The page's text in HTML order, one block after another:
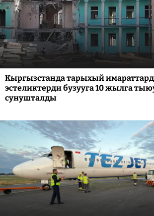
Кыргызстанда тарыхый
эстеликтерди бузууга 10 жылга
сунушталды